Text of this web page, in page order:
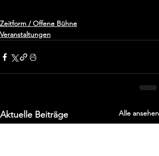
Zeitform / Offene Bühne
Veranstaltungen
Aktuelle Beiträge Alle ansehen